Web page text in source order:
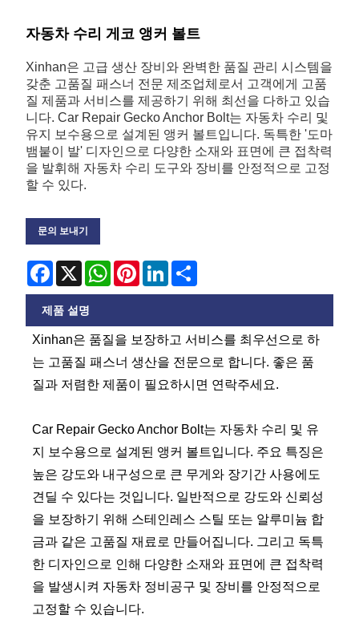
자동차 수리 게코 앵커 볼트
Xinhan은 고급 생산 장비와 완벽한 품질 관리 시스템을
갖춘 고품질 패스너 전문 제조업체로서 고객에게 고품
질 제품과 서비스를 제공하기 위해 최선을 다하고 있습
니다. Car Repair Gecko Anchor Bolt는 자동차 수리 및
유지 보수용으로 설계된 앵커 볼트입니다. 독특한 '도마
뱀붙이 발' 디자인으로 다양한 소재와 표면에 큰 접착력
을 발휘해 자동차 수리 도구와 장비를 안정적으로 고정
할 수 있다.
문의 보내기
Facebook
X WhatsApp
PinterestLinkedIn
제품 설명
Xinhan은 품질을 보장하고 서비스를 최우선으로 하
는 고품질 패스너 생산을 전문으로 합니다. 좋은 품
질과 저렴한 제품이 필요하시면 연락주세요.
Car Repair Gecko Anchor Bolt는 자동차 수리 및 유
지 보수용으로 설계된 앵커 볼트입니다. 주요 특징은
높은 강도와 ​​내구성으로 큰 무게와 장기간 사용에도
견딜 수 있다는 것입니다. 일반적으로 강도와 신뢰성
을 보장하기 위해 스테인레스 스틸 또는 알루미늄 합
금과 같은 고품질 재료로 만들어집니다. 그리고 독특
한 디자인으로 인해 다양한 소재와 표면에 큰 접착력
을 발생시켜 자동차 정비공구 및 장비를 안정적으로
고정할 수 있습니다.